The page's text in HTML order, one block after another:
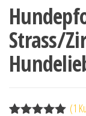
Strass/
(1